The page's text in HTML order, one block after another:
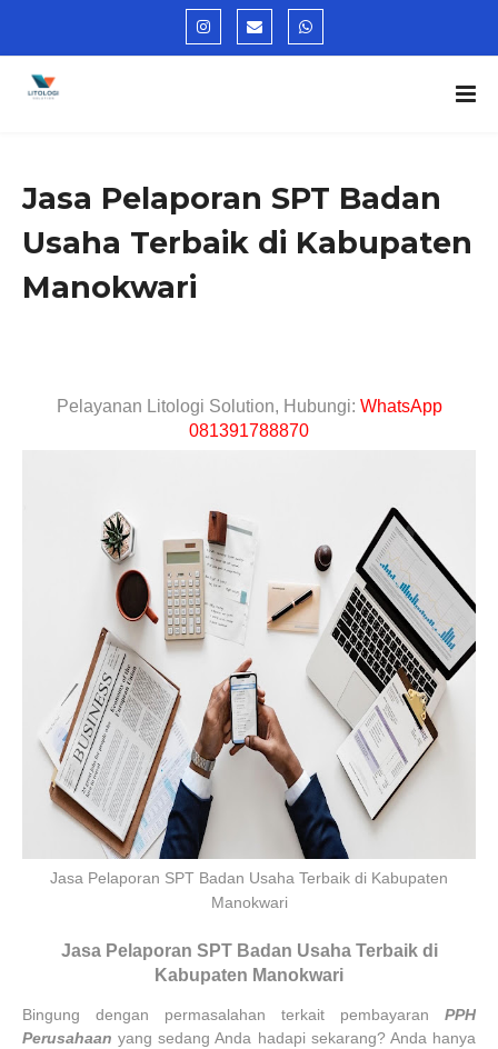
Jasa Pelaporan SPT Badan
Usaha Terbaik di Kabupaten
Manokwari
Pelayanan Litologi Solution, Hubungi: WhatsApp
081391788870
Jasa Pelaporan SPT Badan Usaha Terbaik di Kabupaten
Manokwari
Jasa Pelaporan SPT Badan Usaha Terbaik di
Kabupaten Manokwari
Bingung dengan permasalahan terkait pembayaran PPH
Perusahaan yang sedang Anda hadapi sekarang? Anda hanya